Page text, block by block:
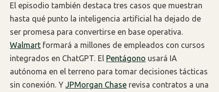
El episodio también destaca tres casos que muestran
hasta qué punto la inteligencia artificial ha dejado de
ser promesa para convertirse en base operativa.
Walmart formará a millones de empleados con cursos
integrados en ChatGPT. El Pentágono usará IA
autónoma en el terreno para tomar decisiones tácticas
sin conexión. Y JPMorgan Chase revisa contratos a una